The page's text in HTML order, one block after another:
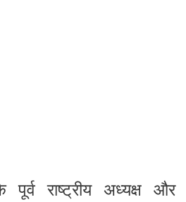
राष्ट्रीय अध्यक्ष और